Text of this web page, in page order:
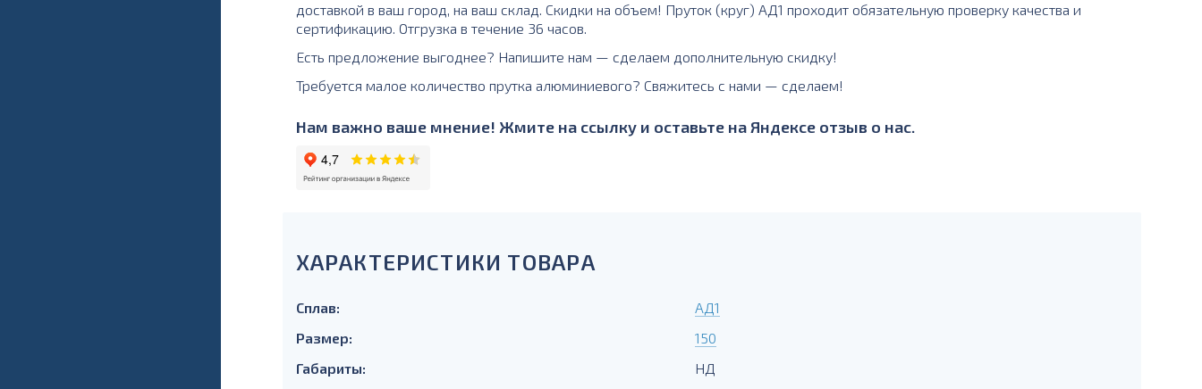
доставкой в ваш город, на ваш склад. Скидки на объем! Пруток (круг) АД1 проходит обязательную проверку качества и
сертификацию. Отгрузка в течение 36 часов.
Есть предложение выгоднее? Напишите нам — сделаем дополнительную скидку!
Требуется малое количество прутка алюминиевого? Свяжитесь с нами — сделаем!
Нам важно ваше мнение! Жмите на ссылку и оставьте на Яндексе отзыв о нас.
ХАРАКТЕРИСТИКИ ТОВАРА
Сплав:
АД1
Размер:
150
Габариты:
НД